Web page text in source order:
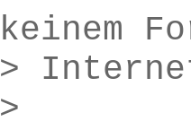
keinem
>
>